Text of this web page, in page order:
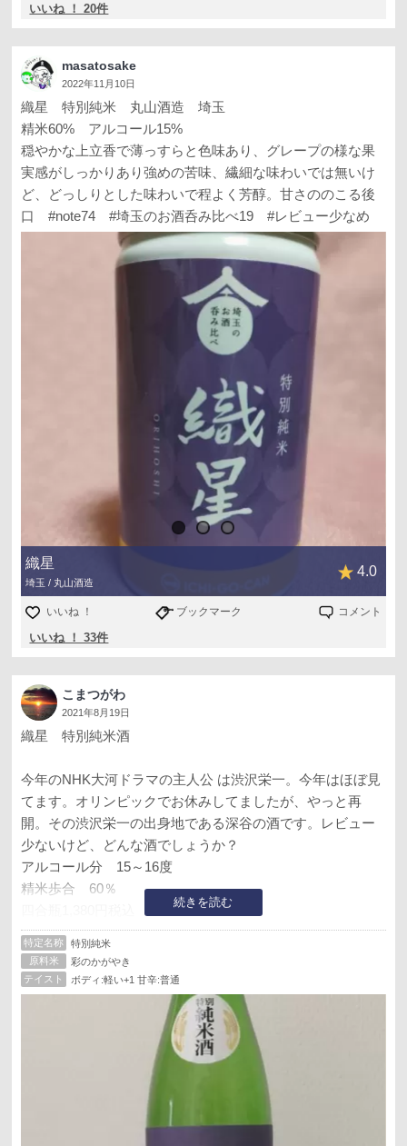
いいね ！ 20件
masatosake
2022年11月10日
織星 特別純米 丸山酒造 埼玉
精米60% アルコール15%
穏やかな上立香で薄っすらと色味あり、グレープの様な果
実感がしっかりあり強めの苦味、繊細な味わいでは無いけ
ど、どっしりとした味わいで程よく芳醇。甘さののこる後
口 #note74 #埼玉のお酒呑み比べ19 #レビュー少なめ
織星
埼玉 / 丸山酒造
4.0
いいね ！ ブックマーク コメント
いいね ！ 33件
こまつがわ
2021年8月19日
続きを読む
織星 特別純米酒
今年のNHK大河ドラマの主人公 は渋沢栄一。今年はほぼ見
てます。オリンピックでお休みしてましたが、やっと再
開。その渋沢栄一の出身地である深谷の酒です。レビュー
少ないけど、どんな酒でしょうか？
アルコール分 15～16度
精米歩合 60％
冷たいやつ。柔かな甘味から微妙な旨味と微妙なアル感の
辛味。ボディ軽めのスッキリ系。
お燗は辛味が少し強めに。
初日、2日目であまり変化なし。淡麗だけど微妙なクセがあ
特定名称
特別純米
原料米
彩のかがやき
テイスト
ボディ:軽い+1 甘辛:普通